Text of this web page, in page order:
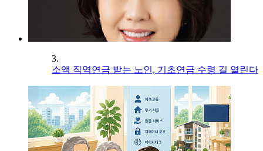
3.
소액 직역연금 받는 노인, 기초연금 수령 길 열린다